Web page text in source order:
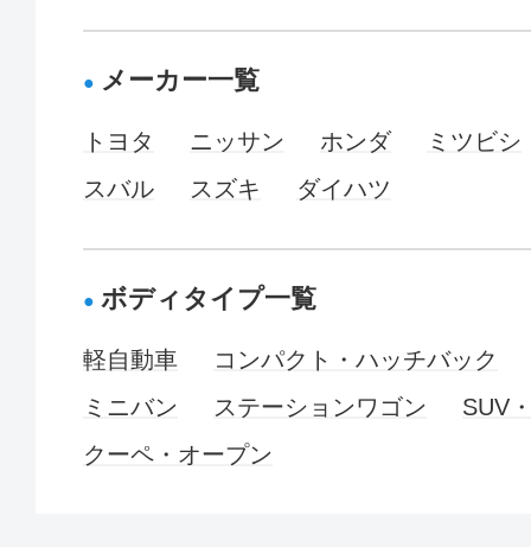
メーカー一覧
トヨタ ニッサン ホンダ
ミツビシ
スバル
スズキ ダイハツ
ボディタイプ一覧
軽自動車
コンパクト・ハッチバック
ミニバン
ステーションワゴン
SUV
クーペ・オープン